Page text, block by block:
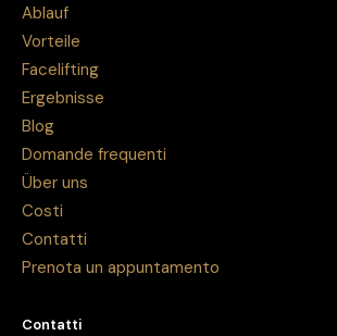
Ablauf
Vorteile
Facelifting
Ergebnisse
Blog
Domande frequenti
Über uns
Costi
Contatti
Prenota un appuntamento
Contatti